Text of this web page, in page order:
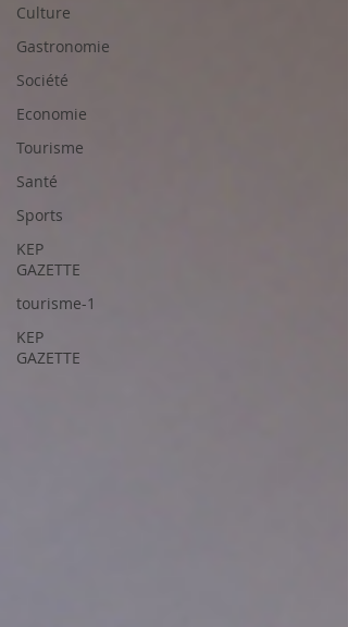
Culture
Gastronomie
Société
Economie
Tourisme
Santé
Sports
KEP
GAZETTE
tourisme-1
KEP
GAZETTE